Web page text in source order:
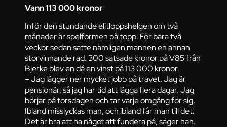
Vann 113 000 kronor
Inför den stundande elitloppshelgen om två
månader är spelformen på topp. För bara två
veckor sedan satte nämligen mannen en annan
storvinnande rad. 300 satsade kronor på V85 från
Bjerke blev en då en vinst på 113 000 kronor.
– Jag lägger ner mycket jobb på travet. Jag är
pensionär, så jag har tid att lägga flera dagar. Jag
börjar på torsdagen och tar varje omgång för sig.
Ibland misslyckas man, och ibland får man till det.
Det är bra att ha något att fundera på, säger han.